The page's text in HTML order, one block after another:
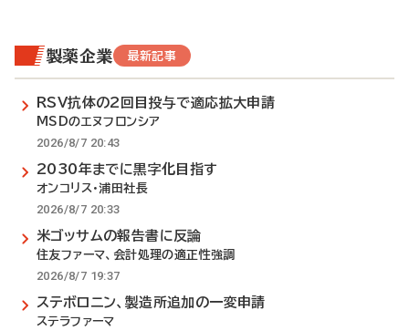
製薬企業 最新記事
RSV抗体の2回目投与で適応拡大申請
MSDのエヌフロンシア
2026/8/7 20:43
2030年までに黒字化目指す
オンコリス・浦田社長
2026/8/7 20:33
米ゴッサムの報告書に反論
住友ファーマ、会計処理の適正性強調
2026/8/7 19:37
ステボロニン、製造所追加の一変申請
ステラファーマ